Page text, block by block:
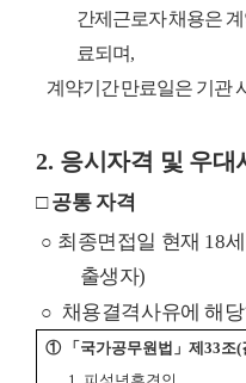
간제근로자 채용은
료되며,
계약기간 만료일은 기관
2. 응시자격 및 우대
□공통 자격
○ 최종면접일 현재 18
출생자)
○ 채용결격사유에 해
① 「국가공무원법 」 제33조(